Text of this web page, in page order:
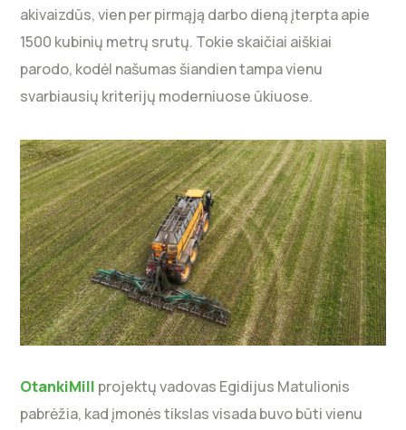
akivaizdūs, vien per pirmąją darbo dieną įterpta apie
1500 kubinių metrų srutų. Tokie skaičiai aiškiai
parodo, kodėl našumas šiandien tampa vienu
svarbiausių kriterijų moderniuose ūkiuose.
OtankiMill projektų vadovas Egidijus Matulionis
pabrėžia, kad įmonės tikslas visada buvo būti vienu